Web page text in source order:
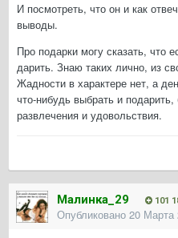
И посмотреть, что он и как
выводы.
Про подарки могу сказать, что
дарить. Знаю таких лично, из
Жадности в характере нет, а
что-нибудь выбрать и
развлечения и удовольствия.
Малинка_29 101
Опубликовано 20 Марта